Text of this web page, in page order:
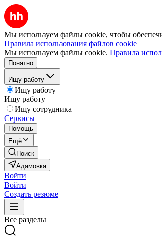
Мы используем файлы cookie, чтобы
Правила использования файлов cookie
Мы используем файлы cookie. Правила
Понятно
Ищу работу
Ищу работу
Ищу работу
Ищу сотрудника
Сервисы
Помощь
Ещё
Поиск
Адамовка
Войти
Войти
Создать резюме
Все разделы